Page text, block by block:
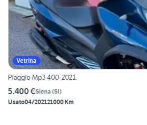
Vetrina
Piaggio Mp3 400-2021.
5.400 €Siena (SI)
Usato04/202121000 Km